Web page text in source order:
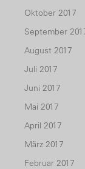
Oktober 2017
September
August 2017
Juli 2017
Juni 2017
Mai 2017
April 2017
März 2017
Februar 2017